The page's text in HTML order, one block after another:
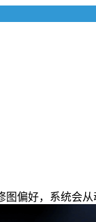
好，系统会从